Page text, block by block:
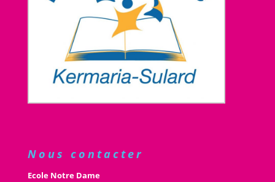
Nous contacter
Ecole Notre Dame